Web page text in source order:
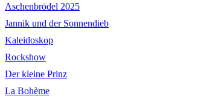
Aschenbrödel 2025
Jannik und der Sonnendieb
Kaleidoskop
Rockshow
Der kleine Prinz
La Bohème